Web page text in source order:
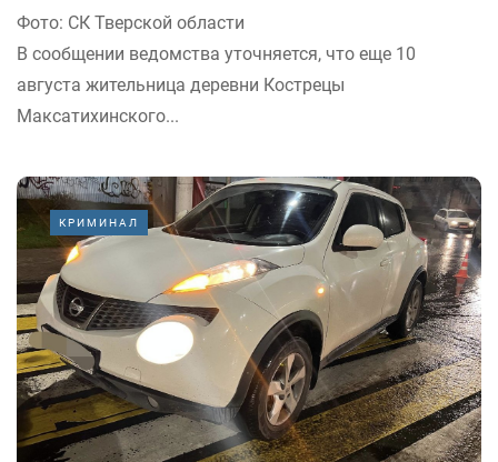
Фото: СК Тверской области
В сообщении ведомства уточняется, что еще 10
августа жительница деревни Кострецы
Максатихинского...
КРИМИНАЛ